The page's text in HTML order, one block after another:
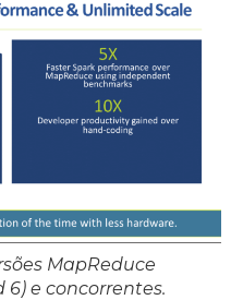
MapReduce
6) e concorrentes.